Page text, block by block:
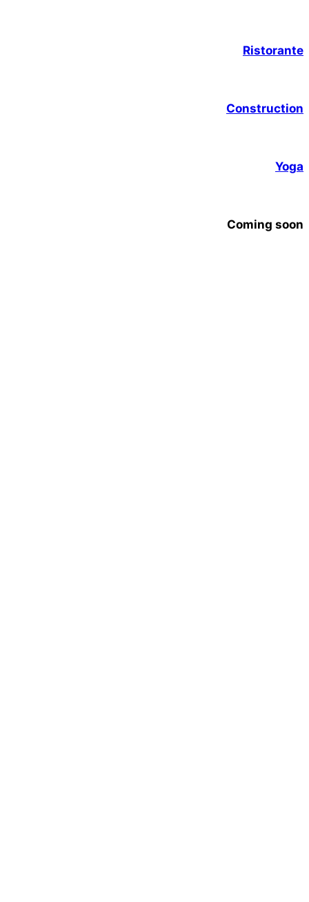
Ristorante
Construction
Yoga
Coming soon